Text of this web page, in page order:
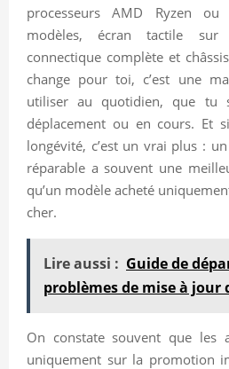
processeurs AMD Ryzen
modèles, écran tactile sur
connectique complète et
change pour toi, c’est une
utiliser au quotidien, que tu
déplacement ou en cours. Et
longévité, c’est un vrai plus :
réparable a souvent une
qu’un modèle acheté
cher.
Lire aussi : Guide de
problèmes de mise à jour
On constate souvent que les
uniquement sur la promotion